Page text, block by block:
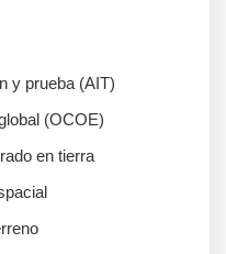
y prueba (AIT)
(OCOE)
en tierra